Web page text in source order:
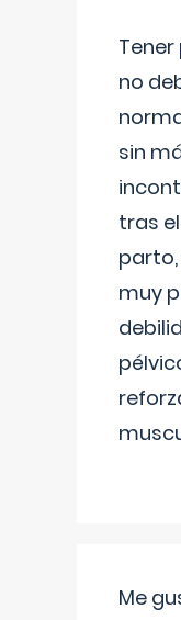
no
sin
tras
muy
Me